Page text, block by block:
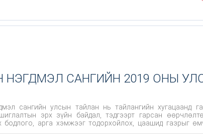
НЭГДМЭЛ САНГИЙН 2019 ОНЫ
сангийн улсын тайлан нь тайлангийн хугацаанд
эрх зүйн байдал, тэдгээрт гарсан
бодлого, арга хэмжээг тодорхойлох, цаашид газрыг